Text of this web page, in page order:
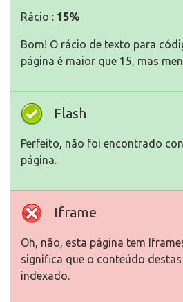
Rácio : 15%
Bom! O rácio de texto para
página é maior que 15, mas
Flash
Perfeito, não foi encontrado
página.
Iframe
Oh, não, esta página tem
significa que o conteúdo
indexado.